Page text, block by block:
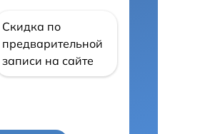
Скидка по
предварительной
записи на сайте